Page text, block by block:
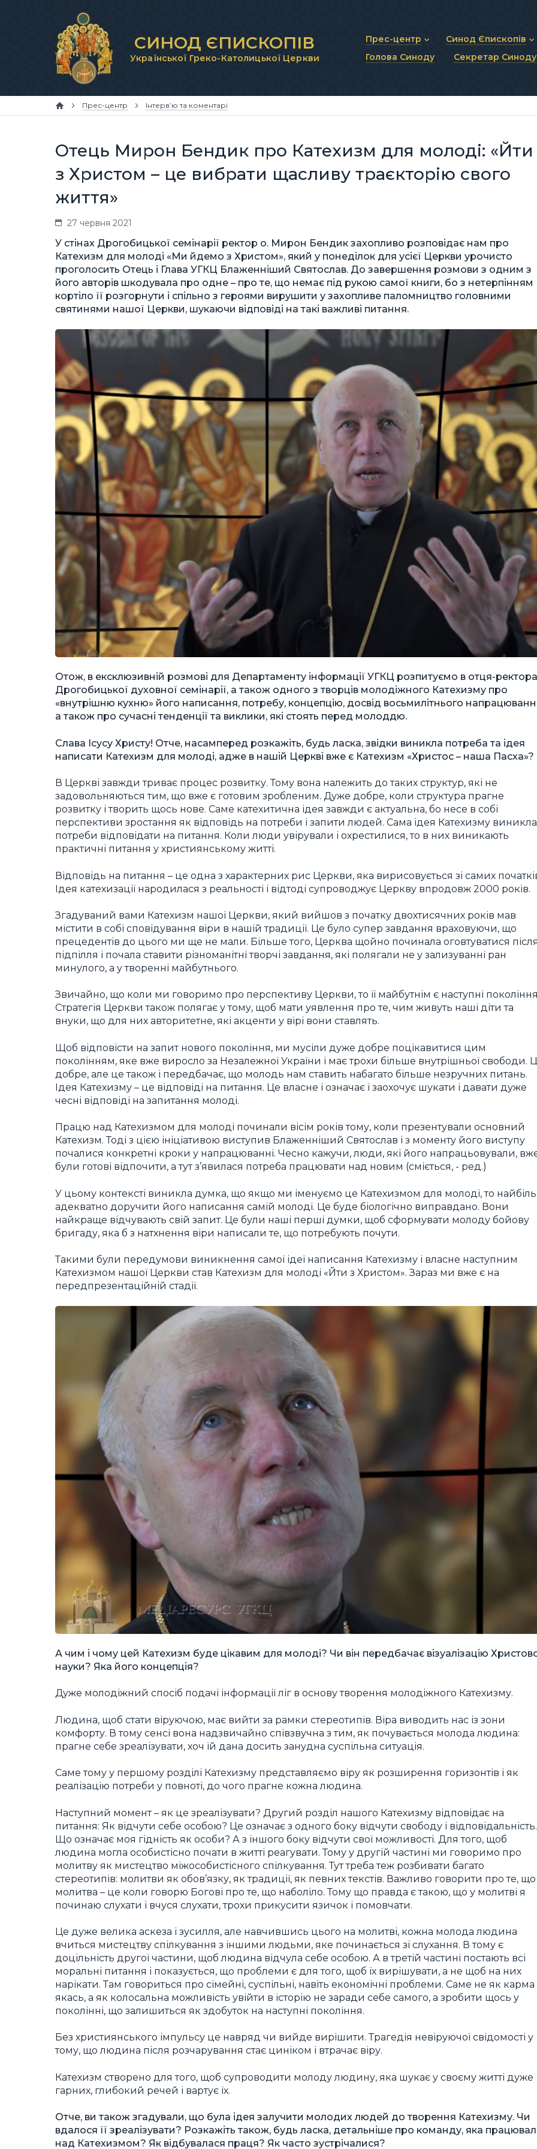
СИНОД ЄПИСКОПІВ
Української Греко-Католицької Церкви
Прес-центр
Новини та анонси
Синод Єпископів
Статут Синоду
Синодальні органи
Контактна інформація
Голова Синоду Секретар Синоду
Прес-центр Інтерв’ю та коментарі
Отець Мирон Бендик про Катехизм для молоді: «Йти
з Христом – це вибрати щасливу траєкторію свого
життя»
27 червня 2021
У стінах Дрогобицької семінарії ректор о. Мирон Бендик захопливо розповідає нам про
Катехизм для молоді «Ми йдемо з Христом», який у понеділок для усієї Церкви урочисто
проголосить Отець і Глава УГКЦ Блаженніший Святослав. До завершення розмови з одним з
його авторів шкодувала про одне – про те, що немає під рукою самої книги, бо з нетерпінням
кортіло її розгорнути і спільно з героями вирушити у захопливе паломництво головними
святинями нашої Церкви, шукаючи відповіді на такі важливі питання.
Отож, в ексклюзивній розмові для Департаменту інформації УГКЦ розпитуємо в отця-ректора
Дрогобицької духовної семінарії, а також одного з творців молодіжного Катехизму про
«внутрішню кухню» його написання, потребу, концепцію, досвід восьмилітнього
а також про сучасні тенденції та виклики, які стоять перед молоддю.
Слава Ісусу Христу! Отче, насамперед розкажіть, будь ласка, звідки виникла потреба та ідея
написати Катехизм для молоді, адже в нашій Церкві вже є Катехизм «Христос – наша Пасха»?
В Церкві завжди триває процес розвитку. Тому вона належить до таких структур, які не
задовольняються тим, що вже є готовим зробленим. Дуже добре, коли структура прагне
розвитку і творить щось нове. Саме катехитична ідея завжди є актуальна, бо несе в собі
перспективи зростання як відповідь на потреби і запити людей. Сама ідея Катехизму
потреби відповідати на питання. Коли люди увірували і охрестилися, то в них виникають
практичні питання у християнському житті.
Відповідь на питання – це одна з характерних рис Церкви, яка вирисовується зі самих
Ідея катехизації народилася з реальності і відтоді супроводжує Церкву впродовж 2000 років.
Згадуваний вами Катехизм нашої Церкви, який вийшов з початку двохтисячних років мав
містити в собі сповідування віри в нашій традиції. Це було супер завдання враховуючи, що
прецедентів до цього ми ще не мали. Більше того, Церква щойно починала оговтуватися
підпілля і почала ставити різноманітні творчі завдання, які полягали не у зализуванні ран
минулого, а у творенні майбутнього.
Звичайно, що коли ми говоримо про перспективу Церкви, то її майбутнім є наступні
Стратегія Церкви також полягає у тому, щоб мати уявлення про те, чим живуть наші діти та
внуки, що для них авторитетне, які акценти у вірі вони ставлять.
Щоб відповісти на запит нового покоління, ми мусіли дуже добре поцікавитися цим
поколінням, яке вже виросло за Незалежної України і має трохи більше внутрішньої свободи.
добре, але це також і передбачає, що молодь нам ставить набагато більше незручних питань.
Ідея Катехизму – це відповіді на питання. Це власне і означає і заохочує шукати і давати дуже
чесні відповіді на запитання молоді.
Працю над Катехизмом для молоді починали вісім років тому, коли презентували основний
Катехизм. Тоді з цією ініціативою виступив Блаженніший Святослав і з моменту його виступу
почалися конкретні кроки у напрацюванні. Чесно кажучи, люди, які його напрацьовували,
були готові відпочити, а тут з’явилася потреба працювати над новим (сміється, - ред.)
У цьому контексті виникла думка, що якщо ми іменуємо це Катехизмом для молоді, то
адекватно доручити його написання самій молоді. Це буде біологічно виправдано. Вони
найкраще відчувають свій запит. Це були наші перші думки, щоб сформувати молоду бойову
бригаду, яка б з натхнення віри написали те, що потребують почути.
Такими були передумови виникнення самої ідеї написання Катехизму і власне наступним
Катехизмом нашої Церкви став Катехизм для молоді «Йти з Христом». Зараз ми вже є на
передпрезентаційній стадії.
А чим і чому цей Катехизм буде цікавим для молоді? Чи він передбачає візуалізацію
науки? Яка його концепція?
Дуже молодіжний спосіб подачі інформації ліг в основу творення молодіжного Катехизму.
Людина, щоб стати віруючою, має вийти за рамки стереотипів. Віра виводить нас із зони
комфорту. В тому сенсі вона надзвичайно співзвучна з тим, як почувається молода людина:
прагне себе зреалізувати, хоч їй дана досить занудна суспільна ситуація.
Саме тому у першому розділі Катехизму представляємо віру як розширення горизонтів і як
реалізацію потреби у повноті, до чого прагне кожна людина.
Наступний момент – як це зреалізувати? Другий розділ нашого Катехизму відповідає на
питання: Як відчути себе особою? Це означає з одного боку відчути свободу і відповідальність.
Що означає моя гідність як особи? А з іншого боку відчути свої можливості. Для того, щоб
людина могла особистісно почати в житті реагувати. Тому у другій частині ми говоримо про
молитву як мистецтво міжособистісного спілкування. Тут треба теж розбивати багато
стереотипів: молитви як обов’язку, як традиції, як певних текстів. Важливо говорити про те, що
молитва – це коли говорю Богові про те, що наболіло. Тому що правда є такою, що у молитві я
починаю слухати і вчуся слухати, трохи прикусити язичок і помовчати.
Це дуже велика аскеза і зусилля, але навчившись цього на молитві, кожна молода людина
вчиться мистецтву спілкування з іншими людьми, яке починається зі слухання. В тому є
доцільність другої частини, щоб людина відчула себе особою. А в третій частині постають всі
моральні питання і показується, що проблеми є для того, щоб їх вирішувати, а не щоб на них
нарікати. Там говориться про сімейні, суспільні, навіть економічні проблеми. Саме не як карма
якась, а як колосальна можливість увійти в історію не заради себе самого, а зробити щось у
поколінні, що залишиться як здобуток на наступні покоління.
Без християнського імпульсу це навряд чи вийде вирішити. Трагедія невіруючої свідомості у
тому, що людина після розчарування стає циніком і втрачає віру.
Катехизм створено для того, щоб супроводити молоду людину, яка шукає у своєму житті дуже
гарних, глибокий речей і вартує їх.
Отче, ви також згадували, що була ідея залучити молодих людей до творення Катехизму. Чи
вдалося її зреалізувати? Розкажіть також, будь ласка, детальніше про команду, яка
над Катехизмом? Як відбувалася праця? Як часто зустрічалися?